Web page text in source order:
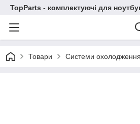
TopParts - комплектуючі для
Товари Системи